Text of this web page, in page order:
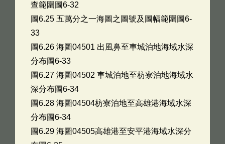
查範圍圖6-32
圖6.25 五萬分之一海圖之圖號及圖幅範圍圖6-
33
圖6.26 海圖04501 出風鼻至車城泊地海域水深
分布圖6-33
圖6.27 海圖04502 車城泊地至枋寮泊地海域水
深分布圖6-34
圖6.28 海圖04504枋寮泊地至高雄港海域水深
分布圖6-34
圖6.29 海圖04505高雄港至安平港海域水深分